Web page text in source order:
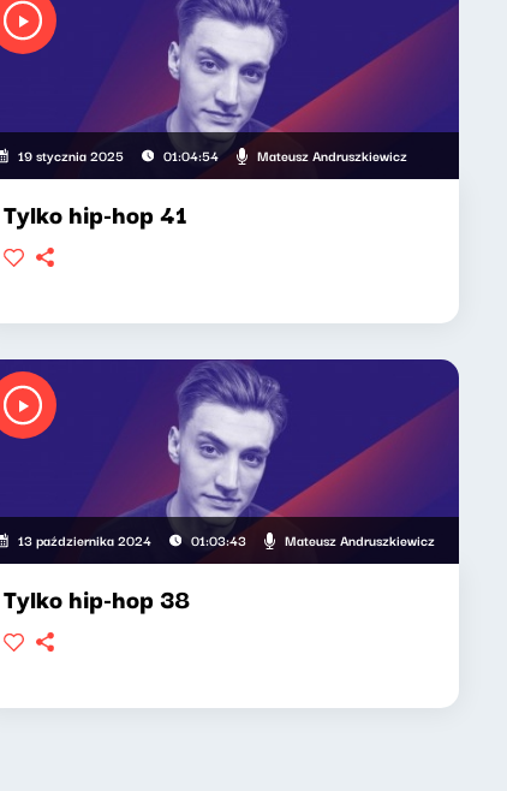
19 stycznia 2025 01:04:54 Mateusz Andruszkiewicz
Tylko hip-hop 41
13 października 2024 01:03:43 Mateusz Andruszkiewicz
Tylko hip-hop 38